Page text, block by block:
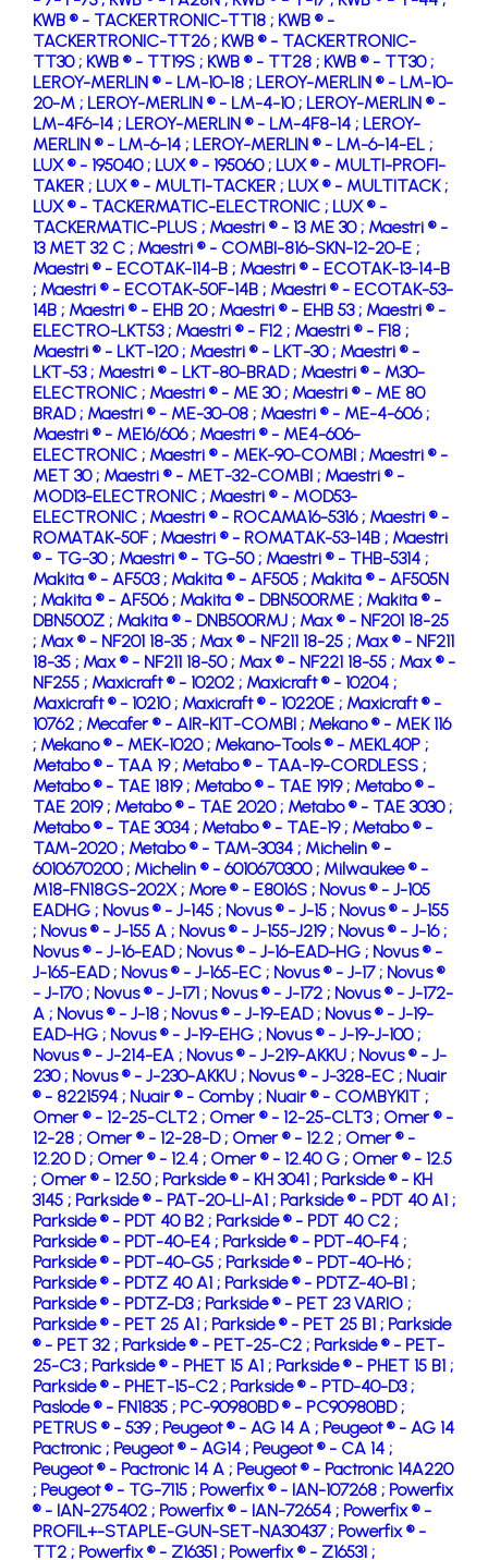
KWB ® - TACKERTRONIC-TT18 ; KWB ® -
TACKERTRONIC-TT26 ; KWB ® - TACKERTRONIC-
TT30 ; KWB ® - TT19S ; KWB ® - TT28 ; KWB ® - TT30 ;
LEROY-MERLIN ® - LM-10-18 ; LEROY-MERLIN ® - LM-10-
20-M ; LEROY-MERLIN ® - LM-4-10 ; LEROY-MERLIN ® -
LM-4F6-14 ; LEROY-MERLIN ® - LM-4F8-14 ; LEROY-
MERLIN ® - LM-6-14 ; LEROY-MERLIN ® - LM-6-14-EL ;
LUX ® - 195040 ; LUX ® - 195060 ; LUX ® - MULTI-PROFI-
TAKER ; LUX ® - MULTI-TACKER ; LUX ® - MULTITACK ;
LUX ® - TACKERMATIC-ELECTRONIC ; LUX ® -
TACKERMATIC-PLUS ; Maestri ® - 13 ME 30 ; Maestri ® -
13 MET 32 C ; Maestri ® - COMBI-816-SKN-12-20-E ;
Maestri ® - ECOTAK-114-B ; Maestri ® - ECOTAK-13-14-B
; Maestri ® - ECOTAK-50F-14B ; Maestri ® - ECOTAK-53-
14B ; Maestri ® - EHB 20 ; Maestri ® - EHB 53 ; Maestri ® -
ELECTRO-LKT53 ; Maestri ® - F12 ; Maestri ® - F18 ;
Maestri ® - LKT-120 ; Maestri ® - LKT-30 ; Maestri ® -
LKT-53 ; Maestri ® - LKT-80-BRAD ; Maestri ® - M30-
ELECTRONIC ; Maestri ® - ME 30 ; Maestri ® - ME 80
BRAD ; Maestri ® - ME-30-08 ; Maestri ® - ME-4-606 ;
Maestri ® - ME16/606 ; Maestri ® - ME4-606-
ELECTRONIC ; Maestri ® - MEK-90-COMBI ; Maestri ® -
MET 30 ; Maestri ® - MET-32-COMBI ; Maestri ® -
MOD13-ELECTRONIC ; Maestri ® - MOD53-
ELECTRONIC ; Maestri ® - ROCAMA16-5316 ; Maestri ® -
ROMATAK-50F ; Maestri ® - ROMATAK-53-14B ; Maestri
® - TG-30 ; Maestri ® - TG-50 ; Maestri ® - THB-5314 ;
Makita ® - AF503 ; Makita ® - AF505 ; Makita ® - AF505N
; Makita ® - AF506 ; Makita ® - DBN500RME ; Makita ® -
DBN500Z ; Makita ® - DNB500RMJ ; Max ® - NF201 18-25
; Max ® - NF201 18-35 ; Max ® - NF211 18-25 ; Max ® - NF211
18-35 ; Max ® - NF211 18-50 ; Max ® - NF221 18-55 ; Max ® -
NF255 ; Maxicraft ® - 10202 ; Maxicraft ® - 10204 ;
Maxicraft ® - 10210 ; Maxicraft ® - 10220E ; Maxicraft ® -
10762 ; Mecafer ® - AIR-KIT-COMBI ; Mekano ® - MEK 116
; Mekano ® - MEK-1020 ; Mekano-Tools ® - MEKL40P ;
Metabo ® - TAA 19 ; Metabo ® - TAA-19-CORDLESS ;
Metabo ® - TAE 1819 ; Metabo ® - TAE 1919 ; Metabo ® -
TAE 2019 ; Metabo ® - TAE 2020 ; Metabo ® - TAE 3030 ;
Metabo ® - TAE 3034 ; Metabo ® - TAE-19 ; Metabo ® -
TAM-2020 ; Metabo ® - TAM-3034 ; Michelin ® -
6010670200 ; Michelin ® - 6010670300 ; Milwaukee ® -
M18-FN18GS-202X ; More ® - E8016S ; Novus ® - J-105
EADHG ; Novus ® - J-145 ; Novus ® - J-15 ; Novus ® - J-155
; Novus ® - J-155 A ; Novus ® - J-155-J219 ; Novus ® - J-16 ;
Novus ® - J-16-EAD ; Novus ® - J-16-EAD-HG ; Novus ® -
J-165-EAD ; Novus ® - J-165-EC ; Novus ® - J-17 ; Novus ®
- J-170 ; Novus ® - J-171 ; Novus ® - J-172 ; Novus ® - J-172-
A ; Novus ® - J-18 ; Novus ® - J-19-EAD ; Novus ® - J-19-
EAD-HG ; Novus ® - J-19-EHG ; Novus ® - J-19-J-100 ;
Novus ® - J-214-EA ; Novus ® - J-219-AKKU ; Novus ® - J-
230 ; Novus ® - J-230-AKKU ; Novus ® - J-328-EC ; Nuair
® - 8221594 ; Nuair ® - Comby ; Nuair ® - COMBYKIT ;
Omer ® - 12-25-CLT2 ; Omer ® - 12-25-CLT3 ; Omer ® -
12-28 ; Omer ® - 12-28-D ; Omer ® - 12.2 ; Omer ® -
12.20 D ; Omer ® - 12.4 ; Omer ® - 12.40 G ; Omer ® - 12.5
; Omer ® - 12.50 ; Parkside ® - KH 3041 ; Parkside ® - KH
3145 ; Parkside ® - PAT-20-LI-A1 ; Parkside ® - PDT 40 A1 ;
Parkside ® - PDT 40 B2 ; Parkside ® - PDT 40 C2 ;
Parkside ® - PDT-40-E4 ; Parkside ® - PDT-40-F4 ;
Parkside ® - PDT-40-G5 ; Parkside ® - PDT-40-H6 ;
Parkside ® - PDTZ 40 A1 ; Parkside ® - PDTZ-40-B1 ;
Parkside ® - PDTZ-D3 ; Parkside ® - PET 23 VARIO ;
Parkside ® - PET 25 A1 ; Parkside ® - PET 25 B1 ; Parkside
® - PET 32 ; Parkside ® - PET-25-C2 ; Parkside ® - PET-
25-C3 ; Parkside ® - PHET 15 A1 ; Parkside ® - PHET 15 B1 ;
Parkside ® - PHET-15-C2 ; Parkside ® - PTD-40-D3 ;
Paslode ® - FN1835 ; PC-90980BD ® - PC90980BD ;
PETRUS ® - 539 ; Peugeot ® - AG 14 A ; Peugeot ® - AG 14
Pactronic ; Peugeot ® - AG14 ; Peugeot ® - CA 14 ;
Peugeot ® - Pactronic 14 A ; Peugeot ® - Pactronic 14A220
; Peugeot ® - TG-7115 ; Powerfix ® - IAN-107268 ; Powerfix
® - IAN-275402 ; Powerfix ® - IAN-72654 ; Powerfix ® -
PROFIL+-STAPLE-GUN-SET-NA30437 ; Powerfix ® -
TT2 ; Powerfix ® - Z16351 ; Powerfix ® - Z16531 ;